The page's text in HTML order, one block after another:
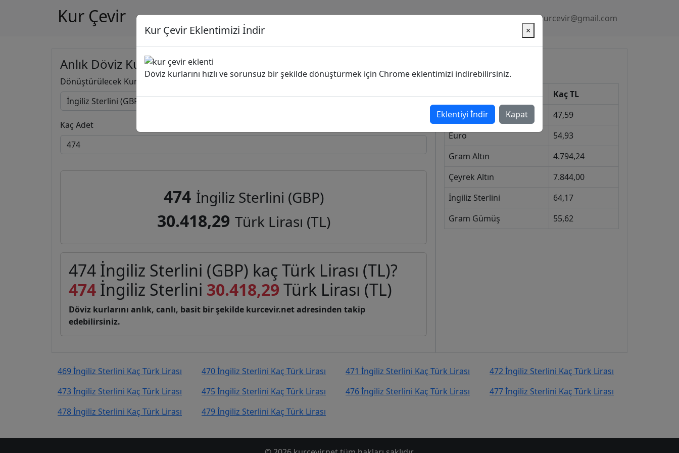
Kur Çevir Gizlilik Politikası kurcevir@gmail.com
Anlık Döviz Kuru Hesapla
Dönüştürülecek Kur Dönüşecek Kur
Kaç Adet
474 İngiliz Sterlini (GBP)
30.418,29 Türk Lirası (TL)
474 İngiliz Sterlini (GBP) kaç Türk Lirası (TL)?
474 İngiliz Sterlini 30.418,29 Türk Lirası (TL)
Döviz kurlarını anlık, canlı, basit bir şekilde kurcevir.net adresinden takip
edebilirsiniz.
Kur
Kaç TL
Dolar
47,59
Euro
54,93
Gram Altın
4.794,24
Çeyrek Altın
7.844,00
İngiliz Sterlini
64,17
Gram Gümüş
55,62
469 İngiliz Sterlini Kaç Türk Lirası 470 İngiliz Sterlini Kaç Türk Lirası 471 İngiliz Sterlini Kaç Türk Lirası
472 İngiliz Sterlini Kaç Türk Lirası
473 İngiliz Sterlini Kaç Türk Lirası
475 İngiliz Sterlini Kaç Türk Lirası 476 İngiliz Sterlini Kaç Türk Lirası
477 İngiliz Sterlini Kaç Türk Lirası
478 İngiliz Sterlini Kaç Türk Lirası
479 İngiliz Sterlini Kaç Türk Lirası
Kur Çevir Eklentimizi İndir ×
Döviz kurlarını hızlı ve sorunsuz bir şekilde dönüştürmek için Chrome eklentimizi indirebilirsiniz.
Eklentiyi İndir Kapat